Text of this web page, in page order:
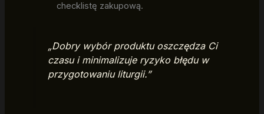
checklistę zakupową.
„Dobry wybór produktu oszczędza Ci
czasu i minimalizuje ryzyko błędu w
przygotowaniu liturgii.”